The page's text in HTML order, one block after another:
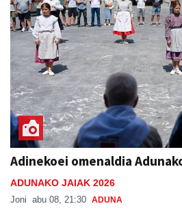
Adinekoei omenaldia
ADUNAKO JAIAK 2026
Joni abu 08, 21:30 ADUNA